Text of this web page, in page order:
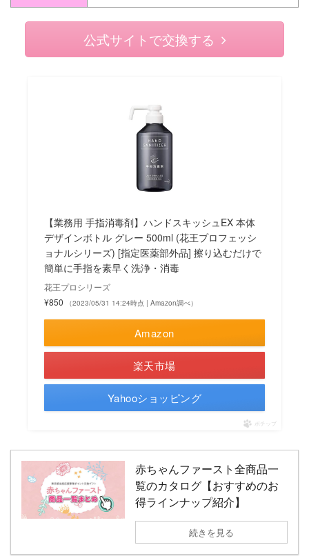
公式サイトで交換する
【業務用 手指消毒剤】ハンドスキッシュEX 本体
デザインボトル グレー 500ml (花王プロフェッシ
ョナルシリーズ) [指定医薬部外品] 擦り込むだけで
簡単に手指を素早く洗浄・消毒
花王プロシリーズ
¥850
（2023/05/31 14:24時点 | Amazon調べ）
Amazon
楽天市場
Yahooショッピング
ポチップ
赤ちゃんファースト全商品一
覧のカタログ【おすすめのお
得ラインナップ紹介】
続きを見る